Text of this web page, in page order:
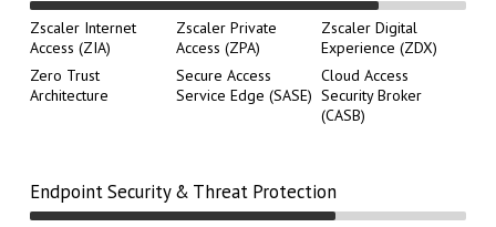
Zscaler Internet
Access (ZIA)
Zscaler Private
Access (ZPA)
Zscaler Digital
Experience (ZDX)
Zero Trust
Architecture
Secure Access
Service Edge (SASE)
Cloud Access
Security Broker
(CASB)
Endpoint Security & Threat Protection